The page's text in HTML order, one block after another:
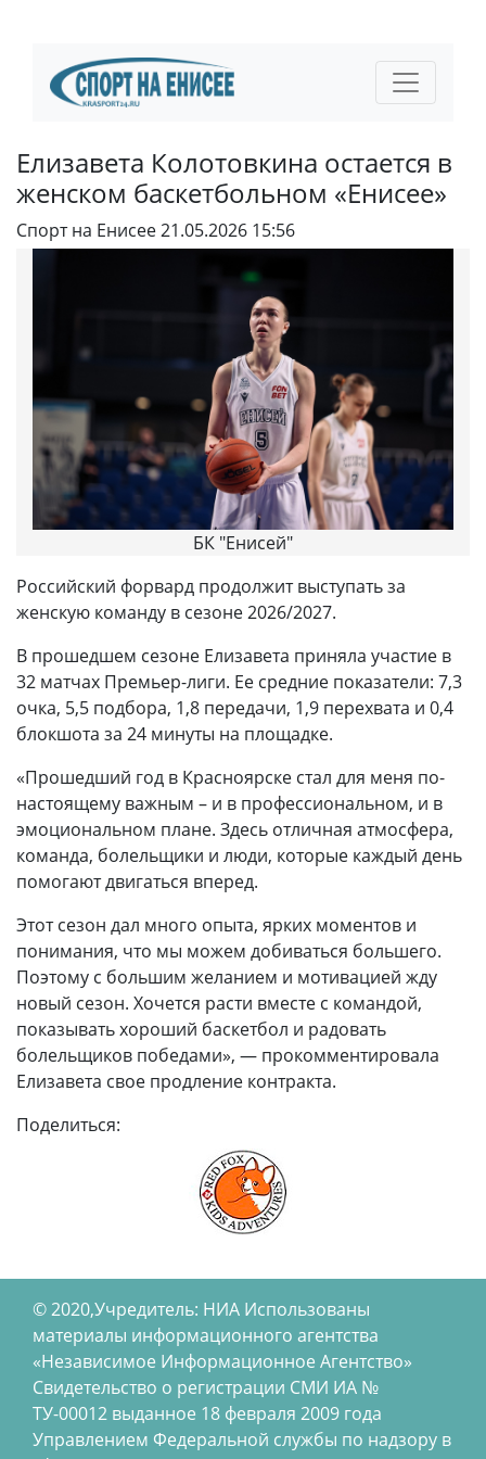
Елизавета Колотовкина остается в
женском баскетбольном «Енисее»
Спорт на Енисее21.05.2026 15:56
БК "Енисей"
Российский форвард продолжит выступать за
женскую команду в сезоне 2026/2027.
В прошедшем сезоне Елизавета приняла участие в
32 матчах Премьер-лиги. Ее средние показатели: 7,3
очка, 5,5 подбора, 1,8 передачи, 1,9 перехвата и 0,4
блокшота за 24 минуты на площадке.
«Прошедший год в Красноярске стал для меня по-
настоящему важным – и в профессиональном, и в
эмоциональном плане. Здесь отличная атмосфера,
команда, болельщики и люди, которые каждый день
помогают двигаться вперед.
Этот сезон дал много опыта, ярких моментов и
понимания, что мы можем добиваться большего.
Поэтому с большим желанием и мотивацией жду
новый сезон. Хочется расти вместе с командой,
показывать хороший баскетбол и радовать
болельщиков победами», — прокомментировала
Елизавета свое продление контракта.
Поделиться:
© 2020,Учредитель: НИА Использованы
материалы информационного агентства
«Независимое Информационное Агентство»
Свидетельство о регистрации СМИ ИА №
ТУ-00012 выданное 18 февраля 2009 года
Управлением Федеральной службы по надзору в